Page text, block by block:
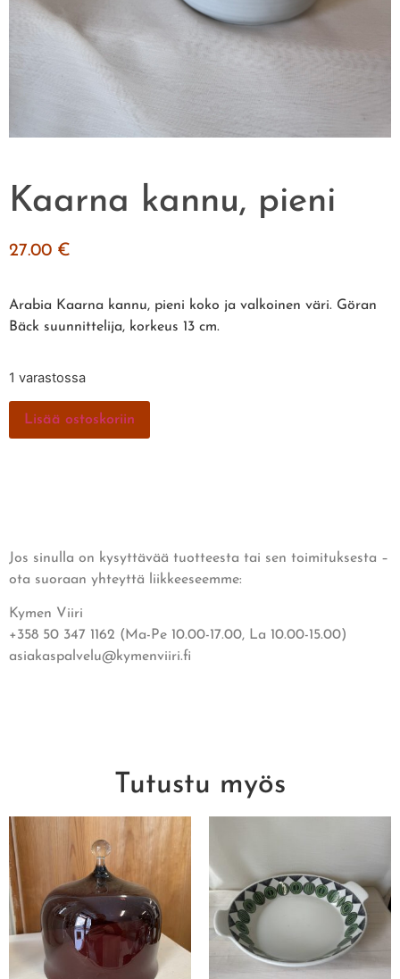
Kaarna kannu, pieni
27.00 €
Arabia Kaarna kannu, pieni koko ja valkoinen väri. Göran
Bäck suunnittelija, korkeus 13 cm.
1 varastossa
Lisää ostoskoriin
Jos sinulla on kysyttävää tuotteesta tai sen toimituksesta –
ota suoraan yhteyttä liikkeeseemme:
Kymen Viiri
+358 50 347 1162 (Ma-Pe 10.00-17.00, La 10.00-15.00)
asiakaspalvelu@kymenviiri.fi
Tutustu myös